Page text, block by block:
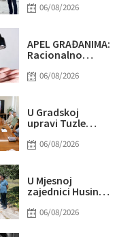
Bugojnu: Jedna
06/08/2026
APEL GRAĐANIMA:
Racionalno
situacija u
06/08/2026
U Gradskoj
upravi Tuzle
nova digitalna
06/08/2026
U Mjesnoj
zajednici Husino
na sedam putnih
06/08/2026